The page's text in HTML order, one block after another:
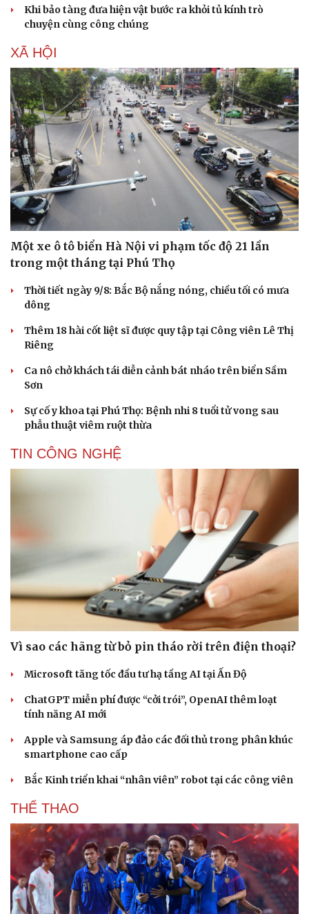
Văn hóa
Văn học
Âm nhạc
Thời trang
Khi bảo tàng đưa hiện vật bước ra khỏi tủ kính trò
chuyện cùng công chúng
XÃ HỘI
Một xe ô tô biển Hà Nội vi phạm tốc độ 21 lần
trong một tháng tại Phú Thọ
Thời tiết ngày 9/8: Bắc Bộ nắng nóng, chiều tối có mưa
dông
Thêm 18 hài cốt liệt sĩ được quy tập tại Công viên Lê Thị
Riêng
Ca nô chở khách tái diễn cảnh bát nháo trên biển Sầm
Sơn
Sự cố y khoa tại Phú Thọ: Bệnh nhi 8 tuổi tử vong sau
phẫu thuật viêm ruột thừa
TIN CÔNG NGHỆ
Vì sao các hãng từ bỏ pin tháo rời trên điện thoại?
Microsoft tăng tốc đầu tư hạ tầng AI tại Ấn Độ
ChatGPT miễn phí được “cởi trói”, OpenAI thêm loạt
tính năng AI mới
Apple và Samsung áp đảo các đối thủ trong phân khúc
smartphone cao cấp
Bắc Kinh triển khai “nhân viên” robot tại các công viên
THỂ THAO